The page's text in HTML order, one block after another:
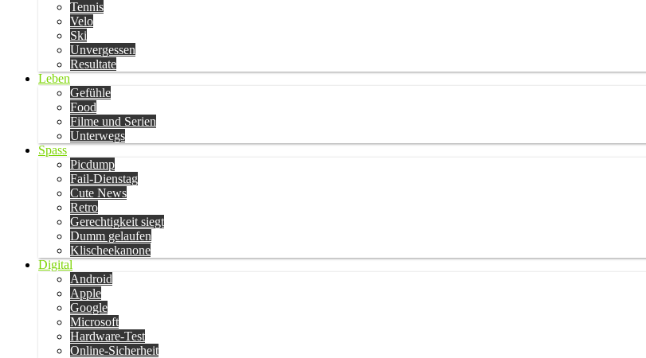
Tennis
Velo
Ski
Unvergessen
Resultate
Leben
Gefühle
Food
Filme und Serien
Unterwegs
Spass
Picdump
Fail-Dienstag
Cute News
Retro
Gerechtigkeit siegt
Dumm gelaufen
Klischeekanone
Digital
Android
Apple
Google
Microsoft
Hardware-Test
Online-Sicherheit